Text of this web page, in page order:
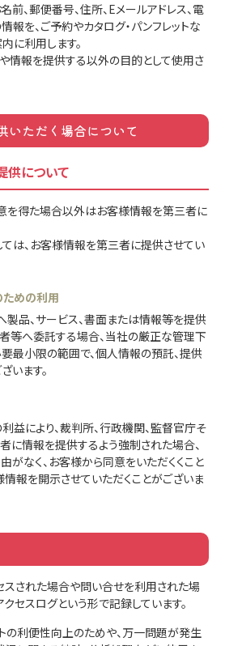
前、郵便番号、住所、Eメールアドレス、電
を、ご予約やカタログ・パンフレットな
に利用します。
情報を提供する以外の目的として使用さ
いただく場合について
供について
を得た場合以外はお客様情報を第三者に
は、お客様情報を第三者に提供させてい
めの利用
品、サービス、書面または情報等を提供
等へ委託する場合、当社の厳正な管理下
最小限の範囲で、個人情報の預託、提供
います。
益により、裁判所、行政機関、監督官庁そ
に情報を提供するよう強制された場合、
なく、お客様から同意をいただくくこと
報を開示させていただくことがございま
スされた場合や問い合せを利用された場
セスログという形で記録しています。
の利便性向上のためや、万一問題が発生